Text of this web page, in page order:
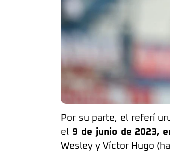
Por su parte, el referí
el 9 de junio de 2023,
Wesley y Víctor Hugo